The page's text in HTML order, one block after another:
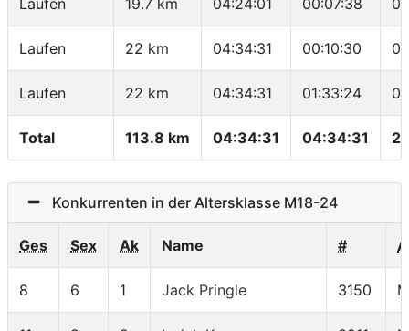
Laufen 19.7 km 04:24:01 00:07:38
Laufen 22 km 04:34:31 00:10:30
Laufen 22 km 04:34:31 01:33:24
Total 113.8 km 04:34:31 04:34:31
Konkurrenten in der Altersklasse M18-24
Ges Sex Ak Name #
8 6 1 Jack Pringle 3150